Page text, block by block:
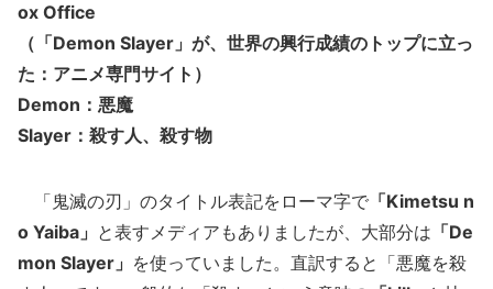
ox Office
（「Demon Slayer」が、世界の興行成績のトップに立っ
た：アニメ専門サイト）
Demon：悪魔
Slayer：殺す人、殺す物
「鬼滅の刃」のタイトル表記をローマ字で 「Kimetsu n
o Yaiba」 と表すメディアもありましたが、大部分は 「De
mon Slayer」 を使っていました。直訳すると「悪魔を殺